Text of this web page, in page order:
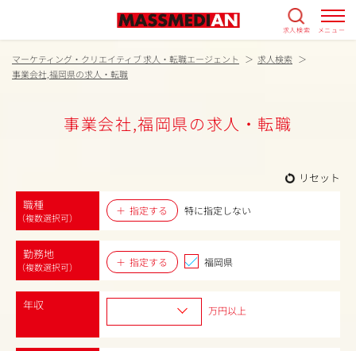
求人検索 メニュー
マーケティング・クリエイティブ 求人・転職エージェント
求人検索
事業会社,福岡県の求人・転職
事業会社,福岡県の求人・転職
リセット
職種
（複数選択可）
指定する 特に指定しない
勤務地
（複数選択可） 指定する 福岡県
年収 万円以上